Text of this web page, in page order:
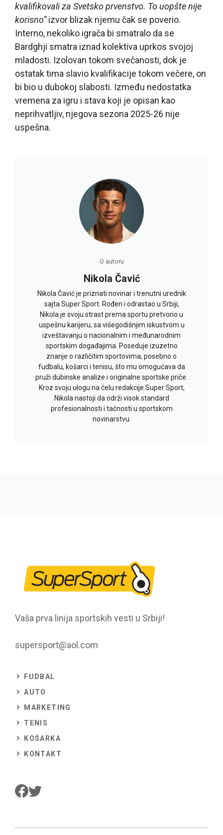
kvalifikovali za Svetsko prvenstvo. To uopšte nije
korisno“izvor blizak njemu čak se poverio.
Interno, nekoliko igrača bi smatralo da se
Bardghji smatra iznad kolektiva uprkos svojoj
mladosti. Izolovan tokom svečanosti, dok je
ostatak tima slavio kvalifikacije tokom večere, on
bi bio u dubokoj slabosti. Između nedostatka
vremena za igru i stava koji je opisan kao
neprihvatljiv, njegova sezona 2025-26 nije
uspešna.
O autoru
Nikola Čavić
Nikola Čavić je priznati novinar i trenutni urednik
sajta Super Sport. Rođen i odrastao u Srbiji,
Nikola je svoju strast prema sportu pretvorio u
uspešnu karijeru, sa višegodišnjim iskustvom u
izveštavanju o nacionalnim i međunarodnim
sportskim događajima. Poseduje izuzetno
znanje o različitim sportovima, posebno o
fudbalu, košarci i tenisu, što mu omogućava da
pruži dubinske analize i originalne sportske priče.
Kroz svoju ulogu na čelu redakcije Super Sport,
Nikola nastoji da održi visok standard
profesionalnosti i tačnosti u sportskom
novinarstvu.
Vaša prva linija sportskih vesti u Srbiji!
supersport@aol.com
FUDBAL
AUTO
MARKETING
TENIS
KOŠARKA
KONTAKT